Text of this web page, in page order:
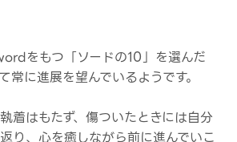
をもつ「ソードの10」を選んだ
常に進展を望んでいるようです。
着はもたず、傷ついたときには自分
り、心を癒しながら前に進んでいこ